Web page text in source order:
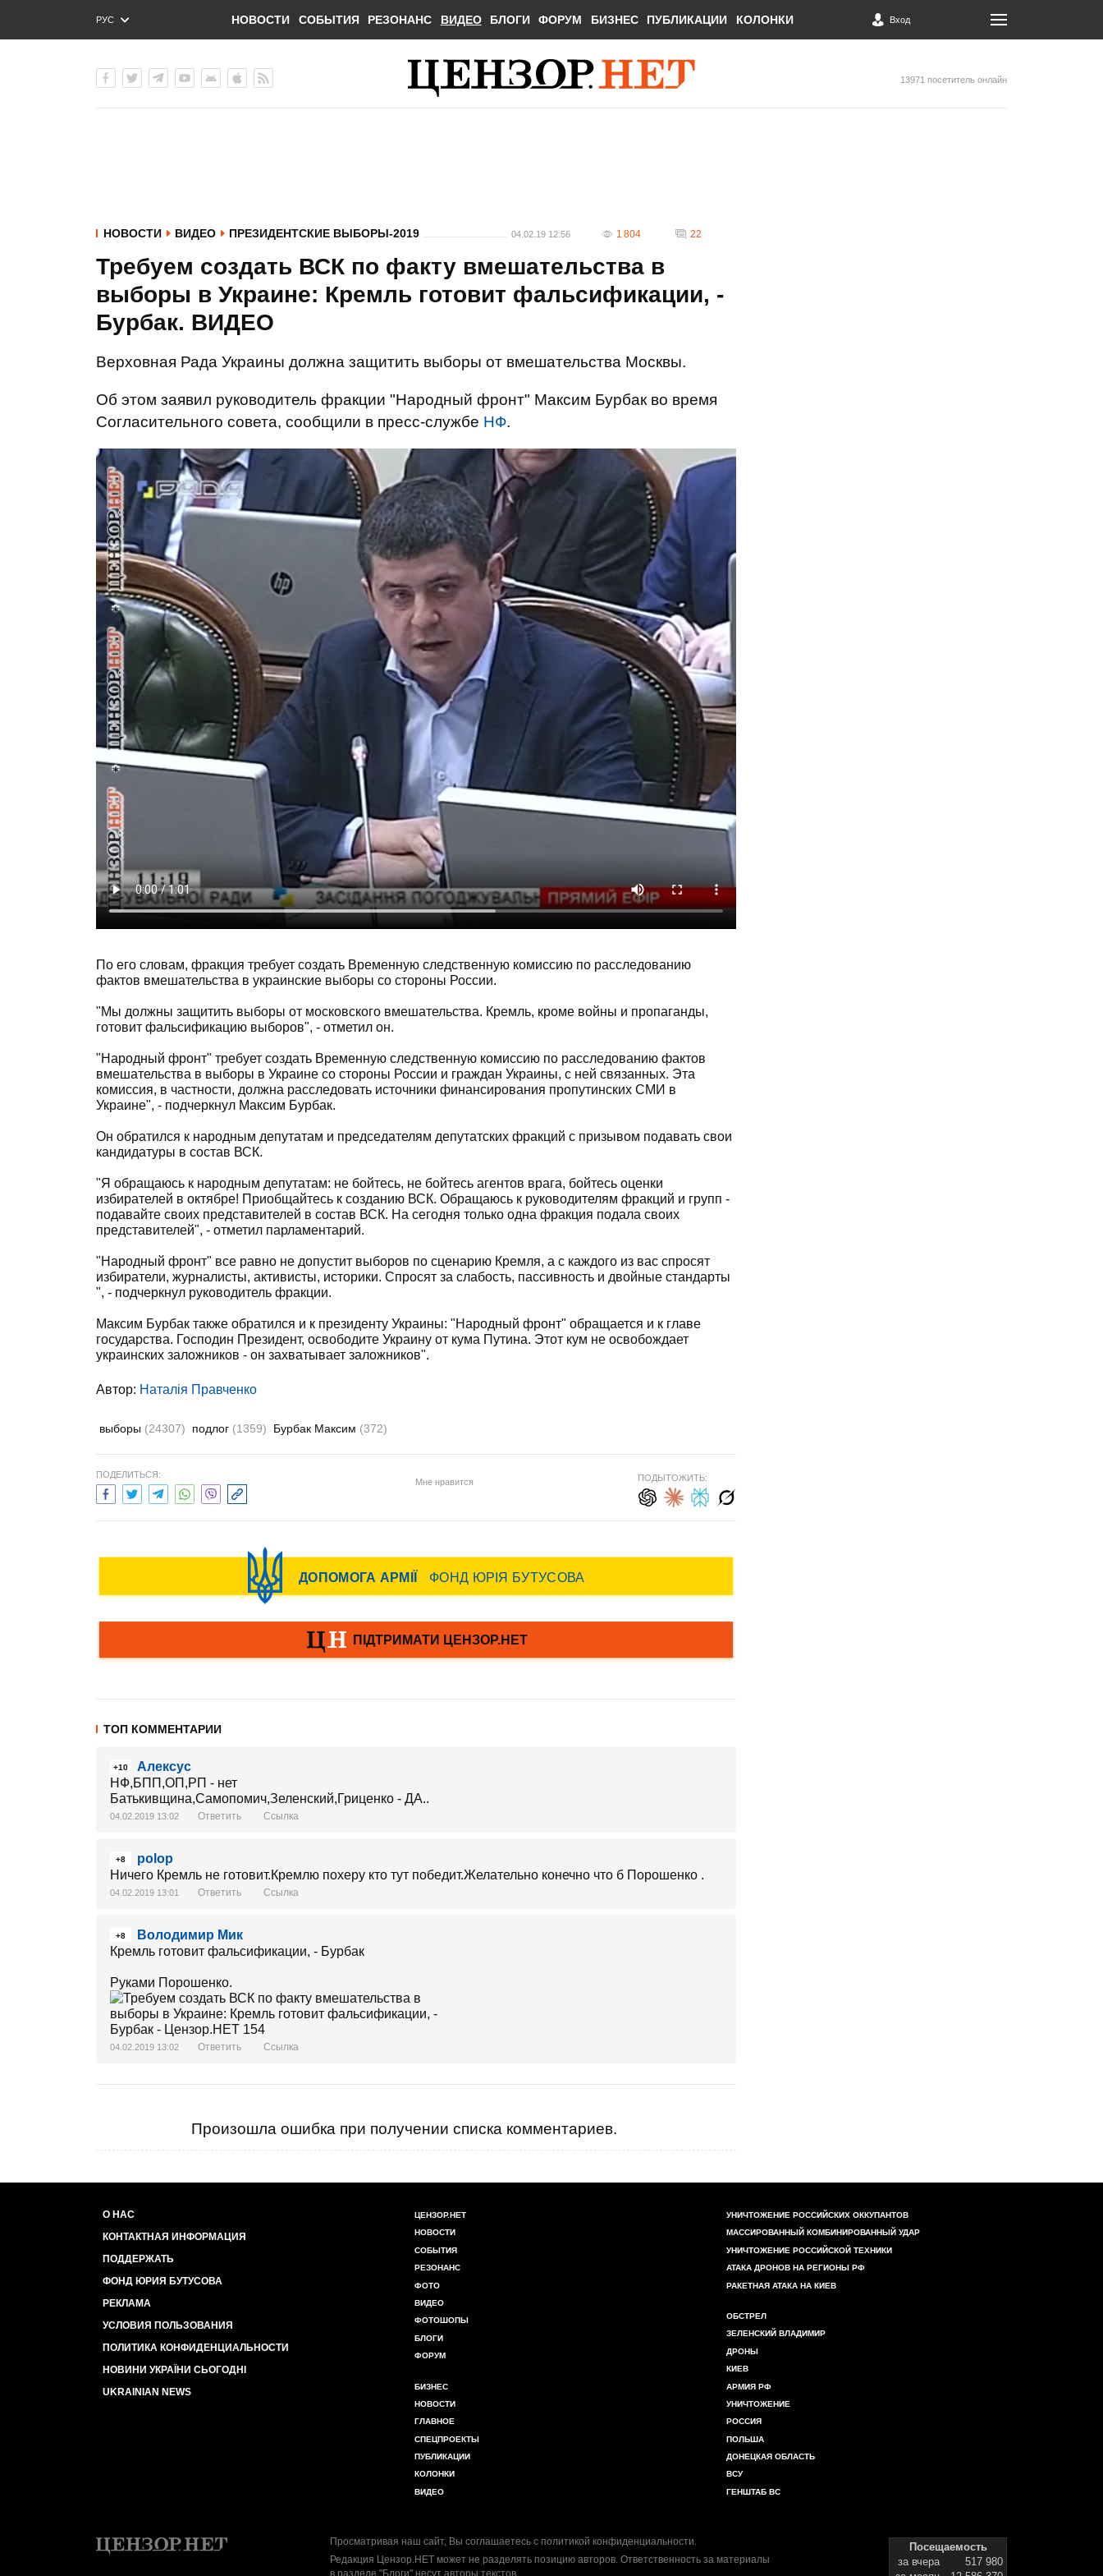
РУС
ENG
НОВОСТИ СОБЫТИЯ РЕЗОНАНС ВИДЕО БЛОГИ ФОРУМ БИЗНЕС ПУБЛИКАЦИИ КОЛОНКИ Вход
13971 посетитель онлайн
НОВОСТИ ВИДЕО ПРЕЗИДЕНТСКИЕ ВЫБОРЫ-2019 04.02.19 12:56 1 804 22
Требуем создать ВСК по факту вмешательства в
выборы в Украине: Кремль готовит фальсификации, -
Бурбак. ВИДЕО
Верховная Рада Украины должна защитить выборы от вмешательства Москвы.
Об этом заявил руководитель фракции "Народный фронт" Максим Бурбак во время
Согласительного совета, сообщили в пресс-службе НФ.
По его словам, фракция требует создать Временную следственную комиссию по расследованию
фактов вмешательства в украинские выборы со стороны России.
"Мы должны защитить выборы от московского вмешательства. Кремль, кроме войны и пропаганды,
готовит фальсификацию выборов", - отметил он.
"Народный фронт" требует создать Временную следственную комиссию по расследованию фактов
вмешательства в выборы в Украине со стороны России и граждан Украины, с ней связанных. Эта
комиссия, в частности, должна расследовать источники финансирования пропутинских СМИ в
Украине", - подчеркнул Максим Бурбак.
Он обратился к народным депутатам и председателям депутатских фракций с призывом подавать свои
кандидатуры в состав ВСК.
"Я обращаюсь к народным депутатам: не бойтесь, не бойтесь агентов врага, бойтесь оценки
избирателей в октябре! Приобщайтесь к созданию ВСК. Обращаюсь к руководителям фракций и групп -
подавайте своих представителей в состав ВСК. На сегодня только одна фракция подала своих
представителей", - отметил парламентарий.
"Народный фронт" все равно не допустит выборов по сценарию Кремля, а с каждого из вас спросят
избиратели, журналисты, активисты, историки. Спросят за слабость, пассивность и двойные стандарты
", - подчеркнул руководитель фракции.
Максим Бурбак также обратился и к президенту Украины: "Народный фронт" обращается и к главе
государства. Господин Президент, освободите Украину от кума Путина. Этот кум не освобождает
украинских заложников - он захватывает заложников".
Автор: Наталія Правченко
выборы (24307) подлог (1359) Бурбак Максим (372)
ПОДЕЛИТЬСЯ:
Мне нравится ПОДЫТОЖИТЬ:
ТОП КОММЕНТАРИИ
+10
Алексус
НФ,БПП,ОП,РП - нет
Батькивщина,Самопомич,Зеленский,Гриценко - ДА..
04.02.2019 13:02 Ответить Ссылка
+8
polop
Ничего Кремль не готовит.Кремлю похеру кто тут победит.Желательно конечно что б Порошенко .
04.02.2019 13:01 Ответить Ссылка
+8
Володимир Мик
Кремль готовит фальсификации, - Бурбак
Руками Порошенко.
04.02.2019 13:02 Ответить Ссылка
Произошла ошибка при получении списка комментариев.
О НАС
КОНТАКТНАЯ ИНФОРМАЦИЯ
ПОДДЕРЖАТЬ
ФОНД ЮРИЯ БУТУСОВА
РЕКЛАМА
УСЛОВИЯ ПОЛЬЗОВАНИЯ
ПОЛИТИКА КОНФИДЕНЦИАЛЬНОСТИ
НОВИНИ УКРАЇНИ СЬОГОДНІ
UKRAINIAN NEWS
ЦЕНЗОР.НЕТ
НОВОСТИ
СОБЫТИЯ
РЕЗОНАНС
ФОТО
ВИДЕО
ФОТОШОПЫ
БЛОГИ
ФОРУМ
БИЗНЕС
НОВОСТИ
ГЛАВНОЕ
СПЕЦПРОЕКТЫ
ПУБЛИКАЦИИ
КОЛОНКИ
ВИДЕО
УНИЧТОЖЕНИЕ РОССИЙСКИХ ОККУПАНТОВ
МАССИРОВАННЫЙ КОМБИНИРОВАННЫЙ УДАР
УНИЧТОЖЕНИЕ РОССИЙСКОЙ ТЕХНИКИ
АТАКА ДРОНОВ НА РЕГИОНЫ РФ
РАКЕТНАЯ АТАКА НА КИЕВ
ОБСТРЕЛ
ЗЕЛЕНСКИЙ ВЛАДИМИР
ДРОНЫ
КИЕВ
АРМИЯ РФ
УНИЧТОЖЕНИЕ
РОССИЯ
ПОЛЬША
ДОНЕЦКАЯ ОБЛАСТЬ
ВСУ
ГЕНШТАБ ВС
Просматривая наш сайт, Вы соглашаетесь с политикой конфиденциальности.
Редакция Цензор.НЕТ может не разделять позицию авторов. Ответственность за материалы
Посещаемость
за вчера
517 980